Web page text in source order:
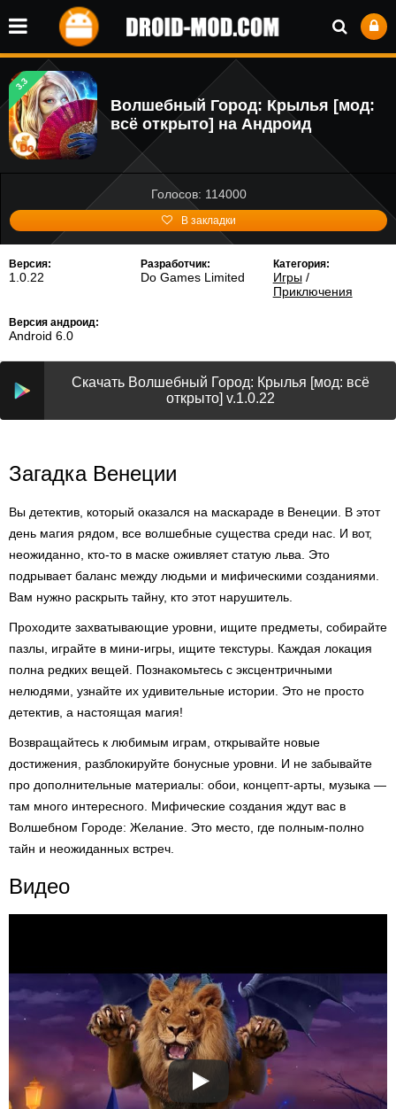
3.3
Волшебный Город: Крылья [мод:
всё открыто] на Андроид
Голосов: 114000
В закладки
Версия:
1.0.22
Разработчик:
Do Games Limited
Категория:
Игры/
Приключения
Версия андроид:
Android 6.0
Скачать Волшебный Город: Крылья [мод: всё
открыто] v.1.0.22
Загадка Венеции
Вы детектив, который оказался на маскараде в Венеции. В этот
день магия рядом, все волшебные существа среди нас. И вот,
неожиданно, кто-то в маске оживляет статую льва. Это
подрывает баланс между людьми и мифическими созданиями.
Вам нужно раскрыть тайну, кто этот нарушитель.
Проходите захватывающие уровни, ищите предметы, собирайте
пазлы, играйте в мини-игры, ищите текстуры. Каждая локация
полна редких вещей. Познакомьтесь с эксцентричными
нелюдями, узнайте их удивительные истории. Это не просто
детектив, а настоящая магия!
Возвращайтесь к любимым играм, открывайте новые
достижения, разблокируйте бонусные уровни. И не забывайте
про дополнительные материалы: обои, концепт-арты, музыка —
там много интересного. Мифические создания ждут вас в
Волшебном Городе: Желание. Это место, где полным-полно
тайн и неожиданных встреч.
Видео